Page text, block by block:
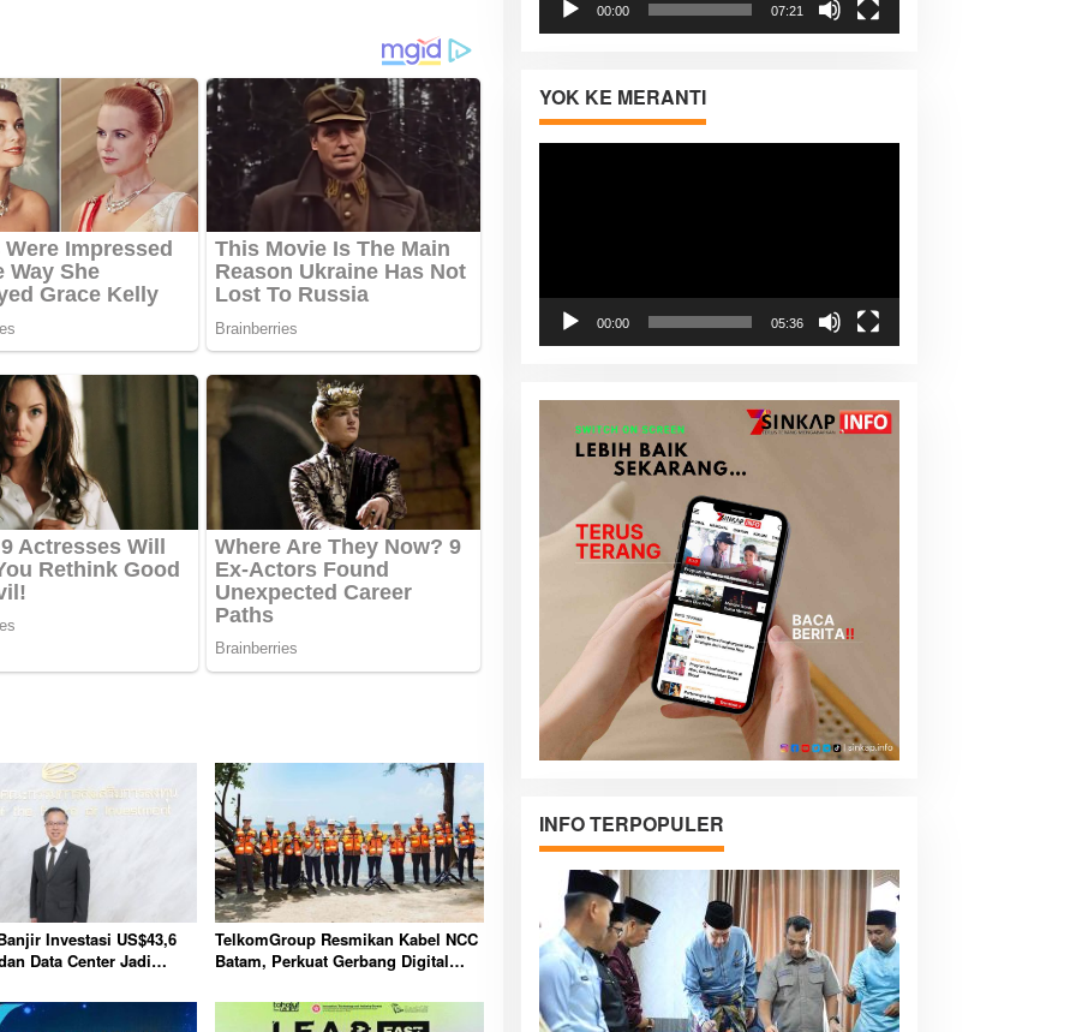
Investasi US$43,6
Data Center Jadi
TelkomGroup Resmikan Kabel NCC
Batam, Perkuat Gerbang Digital
Lebih Kompetitif
00:00 07:21
YOK KE MERANTI
Pemutar
00:00 05:36
INFO TERPOPULER